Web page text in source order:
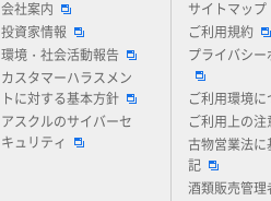
会社案内
投資家情報
環境・社会活動報告
カスタマーハラスメン
トに対する基本方針
アスクルのサイバーセ
キュリティ
サイトマップ
ご利用規約
プライバシー
ご利用環境に
ご利用上の注
古物営業法に
記
酒類販売管理